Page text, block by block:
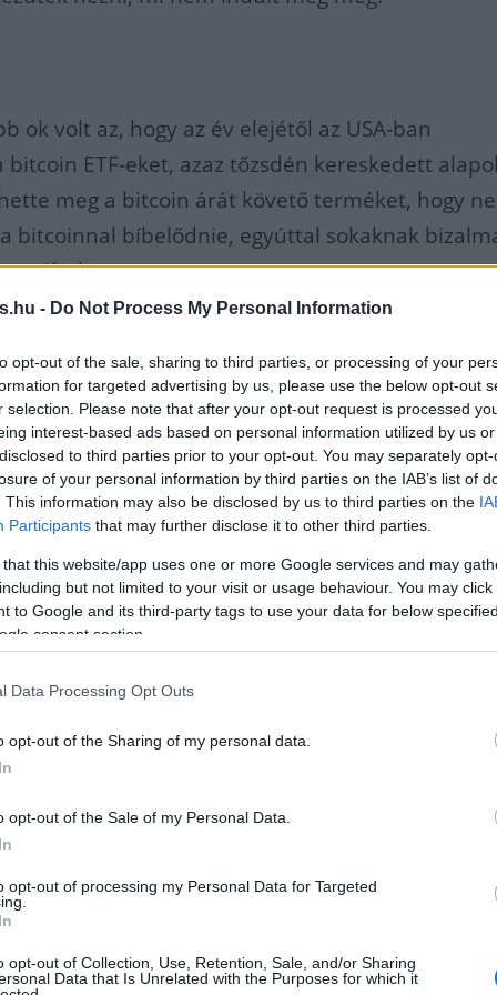
- Do Not Process My Personal Information
opt-out of the sale, sharing to third parties, or processing of your
for targeted advertising by us, please use the below opt-out
selection. Please note that after your opt-out request is processed
interest-based ads based on personal information utilized by us
to third parties prior to your opt-out. You may separately
of your personal information by third parties on the IAB’s list of
This information may also be disclosed by us to third parties on the
Participants that may further disclose it to other third parties.
that this website/app uses one or more Google services and may
but not limited to your visit or usage behaviour. You may
to Google and its third-party tags to use your data for below
consent section.
Data Processing Opt Outs
opt-out of the Sharing of my personal data.
opt-out of the Sale of my Personal Data.
opt-out of processing my Personal Data for Targeted
opt-out of Collection, Use, Retention, Sale, and/or Sharing
Data that Is Unrelated with the Purposes for which it
ok volt az, hogy az év elejétől az USA-ban
bitcoin ETF-eket, azaz tőzsdén kereskedett
meg a bitcoin árát követő terméket, hogy
bitcoinnal bíbelődnie, egyúttal sokaknak
ezáltal
hogy végre teljesen elfogadott
a kriptodeviza.
sokan bevásároltak, és közben még egy dolog
vásárlás indult. Április végén
melynek lényege, hogy bizonyos időnként
árfolyamemelkedés követte, ezért most
bevásárolt, hogy részt vegyen a várható
venni, hírre adni
általános igazság minden befektetési
eseményre mindenki